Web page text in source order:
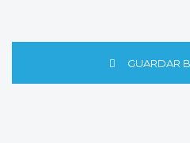
GUARDAR